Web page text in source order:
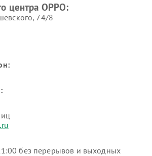
центра OPPO:
74/8
без перерывов и выходных